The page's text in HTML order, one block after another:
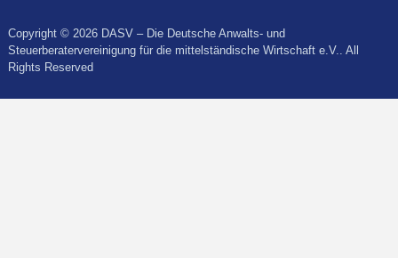
Copyright © 2026 DASV – Die Deutsche Anwalts- und
Steuerberatervereinigung für die mittelständische Wirtschaft e.V.. All
Rights Reserved